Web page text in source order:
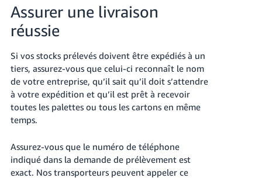
Assurer une livraison
réussie
Si vos stocks prélevés doivent être expédiés à un
tiers, assurez-vous que celui-ci reconnaît le nom
de votre entreprise, qu’il sait qu’il doit s’attendre
à votre expédition et qu’il est prêt à recevoir
toutes les palettes ou tous les cartons en même
temps.
Assurez-vous que le numéro de téléphone
indiqué dans la demande de prélèvement est
exact. Nos transporteurs peuvent appeler ce